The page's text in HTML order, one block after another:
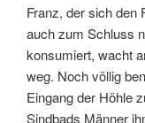
Franz, der sich
auch zum Schluss
konsumiert, wacht
weg. Noch völlig
Eingang der Höhle
Sindbads Männer